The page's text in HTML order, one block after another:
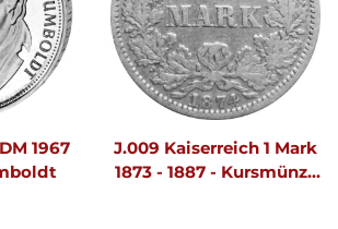
1967
J.009 Kaiserreich 1 Mark
1873 - 1887 - Kursmünze